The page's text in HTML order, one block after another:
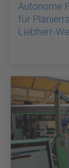
Autonome
für
Liebherr-